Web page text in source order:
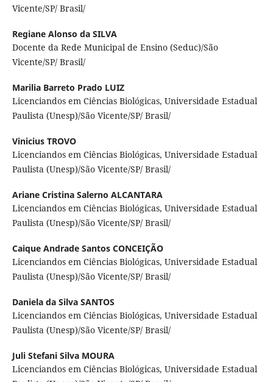
Vicente/SP/ Brasil/
Regiane Alonso da SILVA
Docente da Rede Municipal de Ensino (Seduc)/São
Vicente/SP/ Brasil/
Marilia Barreto Prado LUIZ
Licenciandos em Ciências Biológicas, Universidade Estadual
Paulista (Unesp)/São Vicente/SP/ Brasil/
Vinicius TROVO
Licenciandos em Ciências Biológicas, Universidade Estadual
Paulista (Unesp)/São Vicente/SP/ Brasil/
Ariane Cristina Salerno ALCANTARA
Licenciandos em Ciências Biológicas, Universidade Estadual
Paulista (Unesp)/São Vicente/SP/ Brasil/
Caique Andrade Santos CONCEIÇÃO
Licenciandos em Ciências Biológicas, Universidade Estadual
Paulista (Unesp)/São Vicente/SP/ Brasil/
Daniela da Silva SANTOS
Licenciandos em Ciências Biológicas, Universidade Estadual
Paulista (Unesp)/São Vicente/SP/ Brasil/
Juli Stefani Silva MOURA
Licenciandos em Ciências Biológicas, Universidade Estadual